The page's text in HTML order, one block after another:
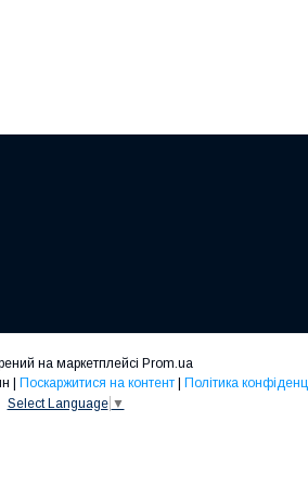
на маркетплейсі Prom.ua
Поскаржитися на контент
Політика
Select Language ▼